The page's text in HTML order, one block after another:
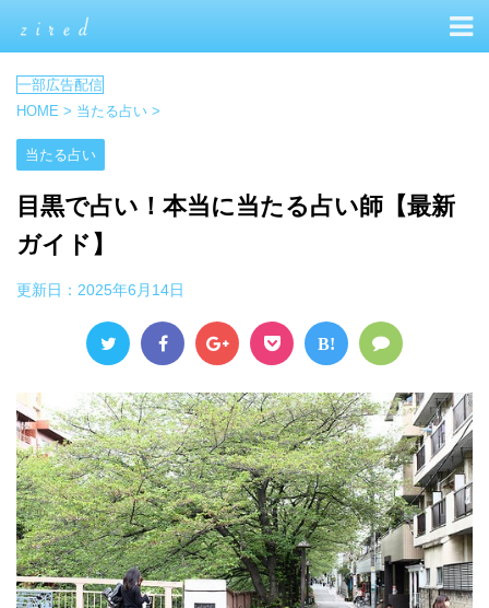
HOME > 当たる占い >
当たる占い
目黒で占い！本当に当たる占い師【最新
ガイド】
更新日： 2025年6月14日
B!